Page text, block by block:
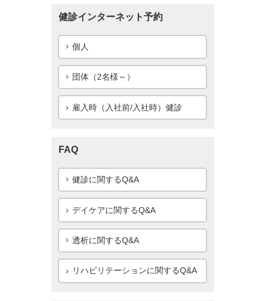
健診インターネット予約
個人
団体（2名様～）
雇入時（入社前/入社時）健診
FAQ
健診に関するQ&A
デイケアに関するQ&A
透析に関するQ&A
リハビリテーションに関するQ&A